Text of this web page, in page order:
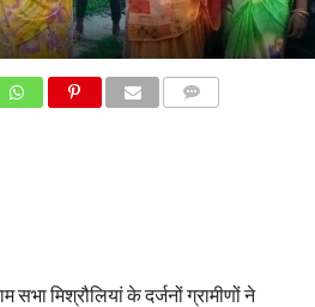
सभा मिश्रौलियां के दर्जनों ग्रामीणों ने